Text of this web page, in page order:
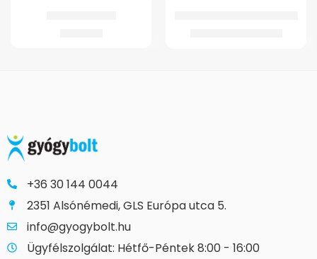
+36 30 144 0044
2351 Alsónémedi, GLS Európa utca 5.
info@gyogybolt.hu
Ügyfélszolgálat: Hétfő-Péntek 8:00 - 16:00